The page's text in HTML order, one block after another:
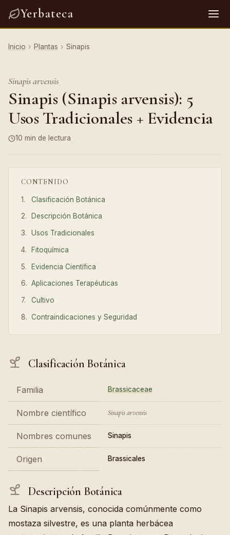
Yerbateca
Inicio › Plantas › Sinapis
Sinapis arvensis
Sinapis (Sinapis arvensis): 5
Usos Tradicionales + Evidencia
10 min de lectura
CONTENIDO
Clasificación Botánica
Descripción Botánica
Usos Tradicionales
Fitoquímica
Evidencia Científica
Aplicaciones Terapéuticas
Cultivo
Contraindicaciones y Seguridad
Clasificación Botánica
Familia Brassicaceae
Nombre científico Sinapis arvensis
Nombres comunes Sinapis
Origen Brassicales
Descripción Botánica
La Sinapis arvensis, conocida comúnmente como
mostaza silvestre, es una planta herbácea